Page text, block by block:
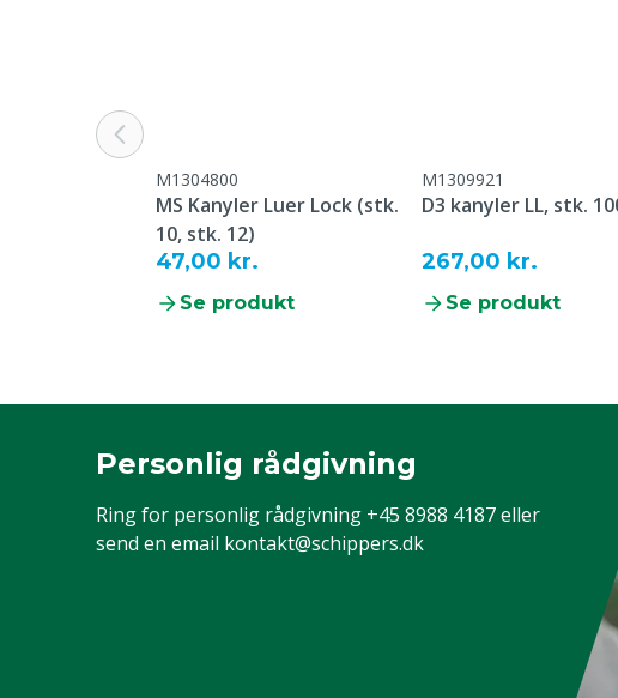
M1304800
MS Kanyler Luer Lock (stk.
10, stk. 12)
47,00 kr.
Se produkt
M1309921
D3 kanyler LL, stk.
267,00 kr.
Se produkt
Personlig rådgivning
Ring for personlig rådgivning +45 8988 4187eller
send en email kontakt@schippers.dk